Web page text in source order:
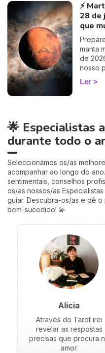
e as
100%,
ter a
⚡
28 de
que
manta
de
nosso
guarda
Muitos
o
talvez
ano.
Ler
🌟 Especialistas
durante todo o
Seleccionámos os/as
acompanhar ao longo do
sentimentais, conselhos
os/as nossos/as
guiar. Descubra-os/as e dê o
bem-sucedido! 💫
Alicia
Através do Tarot irei
revelar as respostas
precisas que procura
amor.